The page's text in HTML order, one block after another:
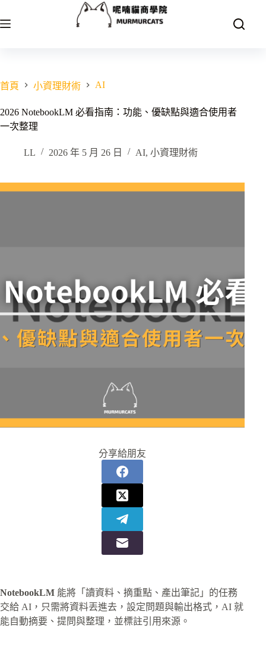
至
容
首頁 小資理財術 AI
2026 NotebookLM 必看指南：功能、優缺點與適合使用者
一次整理
LL 2026 年 5 月 26 日 AI, 小資理財術
分享給朋友
NotebookLM 能將「讀資料、摘重點、產出筆記」的任務
交給 AI，只需將資料丟進去，設定問題與輸出格式，AI 就
能自動摘要、提問與整理，並標註引用來源。